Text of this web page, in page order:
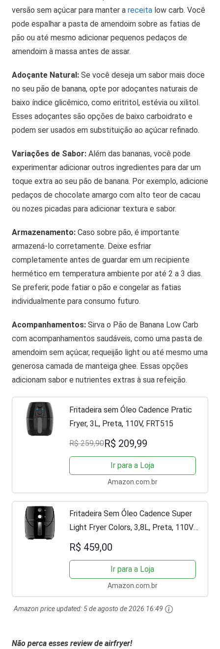
versão sem açúcar para manter a receita low carb. Você
pode espalhar a pasta de amendoim sobre as fatias de
pão ou até mesmo adicionar pequenos pedaços de
amendoim à massa antes de assar.
Adoçante Natural: Se você deseja um sabor mais doce
no seu pão de banana, opte por adoçantes naturais de
baixo índice glicêmico, como eritritol, estévia ou xilitol.
Esses adoçantes são opções de baixo carboidrato e
podem ser usados em substituição ao açúcar refinado.
Variações de Sabor: Além das bananas, você pode
experimentar adicionar outros ingredientes para dar um
toque extra ao seu pão de banana. Por exemplo, adicione
pedaços de chocolate amargo com alto teor de cacau
ou nozes picadas para adicionar textura e sabor.
Armazenamento: Caso sobre pão, é importante
armazená-lo corretamente. Deixe esfriar
completamente antes de guardar em um recipiente
hermético em temperatura ambiente por até 2 a 3 dias.
Se preferir, pode fatiar o pão e congelar as fatias
individualmente para consumo futuro.
Acompanhamentos: Sirva o Pão de Banana Low Carb
com acompanhamentos saudáveis, como uma pasta de
amendoim sem açúcar, requeijão light ou até mesmo uma
generosa camada de manteiga ghee. Essas opções
adicionam sabor e nutrientes extras à sua refeição.
Fritadeira sem Óleo Cadence Pratic
Fryer, 3L, Preta, 110V, FRT515
R$ 259,90R$ 209,99
Ir para a Loja
Amazon.com.br
Fritadeira Sem Óleo Cadence Super
Light Fryer Colors, 3,8L, Preta, 110V,
FRT555
R$ 459,00
Ir para a Loja
Amazon.com.br
Amazon price updated: 5 de agosto de 2026 16:49
Não perca esses review de airfryer!